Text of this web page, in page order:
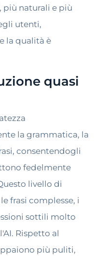
naturali e più
utenti,
la qualità è
quasi
la grammatica, la
consentendogli
fedelmente
livello di
frasi complesse, i
sottili molto
Rispetto al
più puliti,